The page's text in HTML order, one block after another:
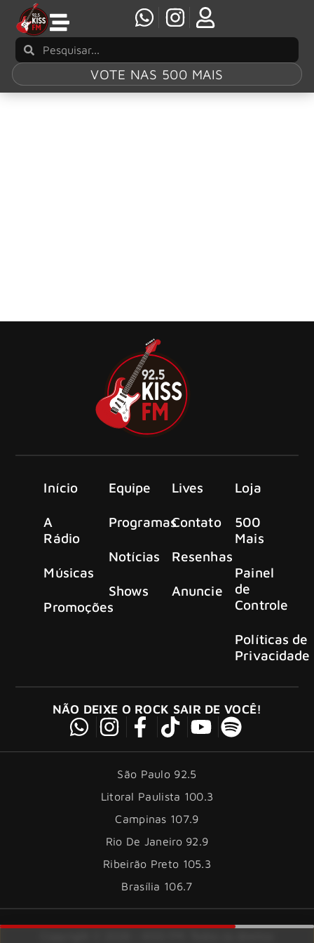
VOTE NAS 500 MAIS
Início
A
Rádio
Músicas
Promoções
Equipe
Programas
Notícias
Shows
Lives
Contato
Resenhas
Anuncie
Loja
500
Mais
Painel
de
Controle
Políticas de
Privacidade
NÃO DEIXE O ROCK SAIR DE VOCÊ!
São Paulo 92.5
Litoral Paulista 100.3
Campinas 107.9
Rio De Janeiro 92.9
Ribeirão Preto 105.3
Brasília 106.7